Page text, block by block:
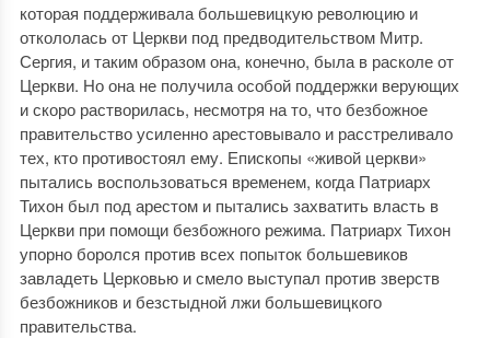
которая поддерживала большевицкую революцию и
откололась от Церкви под предводительством Митр.
Сергия, и таким образом она, конечно, была в расколе от
Церкви. Но она не получила особой поддержки верующих
и скоро растворилась, несмотря на то, что безбожное
правительство усиленно арестовывало и расстреливало
тех, кто противостоял ему. Епископы «живой церкви»
пытались воспользоваться временем, когда Патриарх
Тихон был под арестом и пытались захватить власть в
Церкви при помощи безбожного режима. Патриарх Тихон
упорно боролся против всех попыток большевиков
завладеть Церковью и смело выступал против зверств
безбожников и безстыдной лжи большевицкого
правительства.